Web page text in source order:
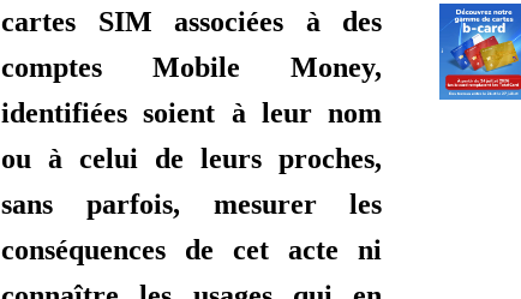
cartes SIM associées à des
comptes Mobile Money,
identifiées soient à leur nom
ou à celui de leurs proches,
sans parfois, mesurer les
conséquences de cet acte ni